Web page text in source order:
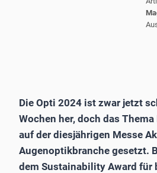
Die Opti 2024 ist zwar jetzt
Wochen her, doch das
auf der diesjährigen Messe
Augenoptikbranche gesetzt.
dem Sustainability Award für